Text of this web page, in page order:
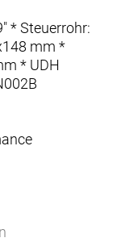
* Steuerrohr:
mm *
* UDH